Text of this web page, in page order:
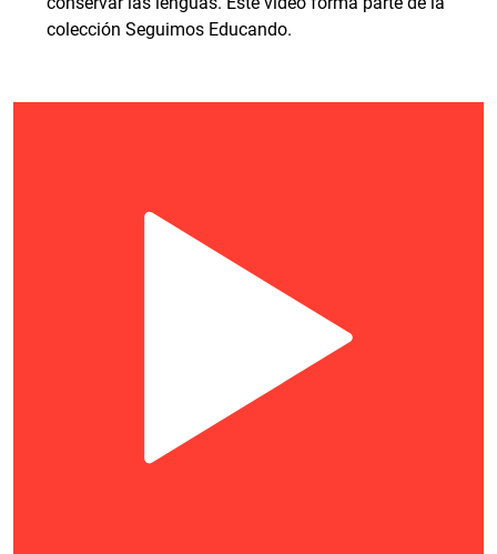
colección Seguimos Educando.